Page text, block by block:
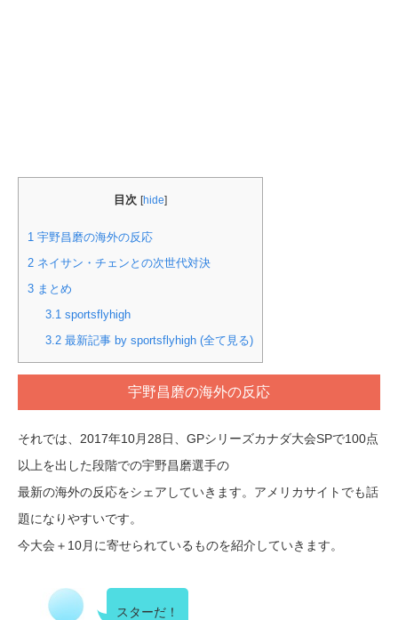
目次 [hide]
1 宇野昌磨の海外の反応
2 ネイサン・チェンとの次世代対決
3 まとめ
3.1 sportsflyhigh
3.2最新記事 by sportsflyhigh (全て見る)
宇野昌磨の海外の反応
それでは、2017年10月28日、GPシリーズカナダ大会SPで100点
以上を出した段階での宇野昌磨選手の
最新の海外の反応をシェアしていきます。アメリカサイトでも話
題になりやすいです。
今大会＋10月に寄せられているものを紹介していきます。
スターだ！